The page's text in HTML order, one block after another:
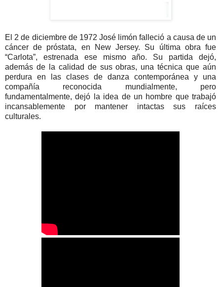
El 2 de diciembre de 1972 José limón falleció a causa de un
cáncer de próstata, en New Jersey. Su última obra fue
“Carlota”, estrenada ese mismo año. Su partida dejó,
además de la calidad de sus obras, una técnica que aún
perdura en las clases de danza contemporánea y una
compañía reconocida mundialmente, pero
fundamentalmente, dejó la idea de un hombre que trabajó
incansablemente por mantener intactas sus raíces
culturales.